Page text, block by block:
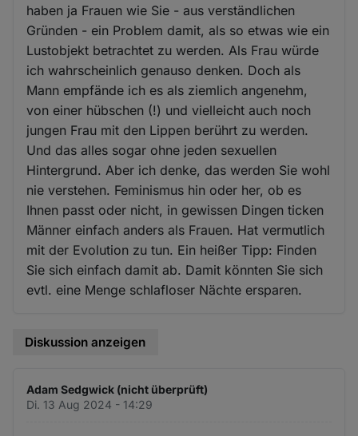
haben ja Frauen wie Sie - aus verständlichen
Gründen - ein Problem damit, als so etwas wie ein
Lustobjekt betrachtet zu werden. Als Frau würde
ich wahrscheinlich genauso denken. Doch als
Mann empfände ich es als ziemlich angenehm,
von einer hübschen (!) und vielleicht auch noch
jungen Frau mit den Lippen berührt zu werden.
Und das alles sogar ohne jeden sexuellen
Hintergrund. Aber ich denke, das werden Sie wohl
nie verstehen. Feminismus hin oder her, ob es
Ihnen passt oder nicht, in gewissen Dingen ticken
Männer einfach anders als Frauen. Hat vermutlich
mit der Evolution zu tun. Ein heißer Tipp: Finden
Sie sich einfach damit ab. Damit könnten Sie sich
evtl. eine Menge schlafloser Nächte ersparen.
Diskussion anzeigen
Adam Sedgwick (nicht überprüft)
Di. 13 Aug 2024 - 14:29